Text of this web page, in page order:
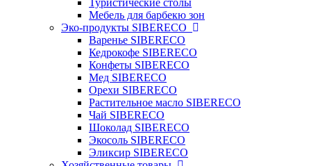
Туристические столы
Мебель для барбекю зон
Эко-продукты SIBERECO
Варенье SIBERECO
Кедрокофе SIBERECO
Конфеты SIBERECO
Мед SIBERECO
Орехи SIBERECO
Растительное масло SIBERECO
Чай SIBERECO
Шоколад SIBERECO
Экосоль SIBERECO
Эликсир SIBERECO